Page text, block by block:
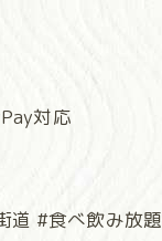
対応
道 #食べ飲み放題